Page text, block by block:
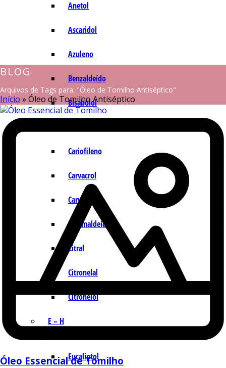
Anetol
Ascaridol
Azuleno
Benzaldeído
Bisabolol
Cariofileno
Carvacrol
Carvona
Cinamaldeído
Citral
Citronelal
Citronelol
E – H
Eucaliptol
BLOG
Arquivos de Tags para: "Óleo de Tomilho Antiséptico"
Início » Óleo de Tomilho Antiséptico
Óleo Essencial de Tomilho